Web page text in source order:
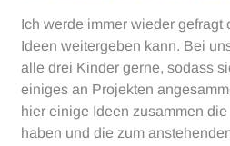
Ich werde immer wieder gefragt
Ideen weitergeben kann. Bei
alle drei Kinder gerne, sodass
einiges an Projekten
hier einige Ideen zusammen
haben und die zum